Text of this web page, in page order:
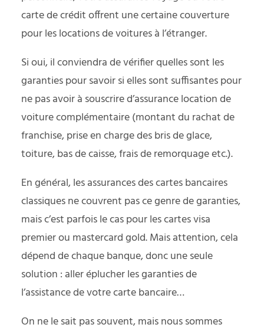
carte de crédit offrent une certaine couverture
pour les locations de voitures à l’étranger.
Si oui, il conviendra de vérifier quelles sont les
garanties pour savoir si elles sont suffisantes pour
ne pas avoir à souscrire d’assurance location de
voiture complémentaire (montant du rachat de
franchise, prise en charge des bris de glace,
toiture, bas de caisse, frais de remorquage etc.).
En général, les assurances des cartes bancaires
classiques ne couvrent pas ce genre de garanties,
mais c’est parfois le cas pour les cartes visa
premier ou mastercard gold. Mais attention, cela
dépend de chaque banque, donc une seule
solution : aller éplucher les garanties de
l’assistance de votre carte bancaire…
On ne le sait pas souvent, mais nous sommes